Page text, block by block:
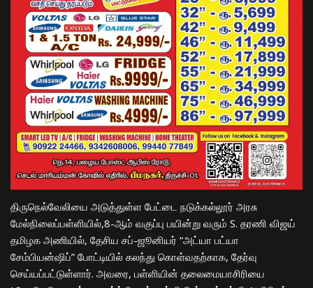
திருநெல்வேலியை அடுத்துள்ள பேட்டை நடுக்கல்லூர் அரசு
மேல்நிலைப்பள்ளியில்,8-ஆம் வகுப்பு பயின்று வரும் S. தரணி விஜய்
தமிழக அணியில், தேசிய சப்-ஜூனியர் “அட்யா பட்யா
சேம்பியன்ஷிப்” போட்டியில் கலந்து கொள்வதற்காக, தேர்வு
செய்யப்பட்டுள்ளார். அவரை, பள்ளியின் தலைமையாசிரியை